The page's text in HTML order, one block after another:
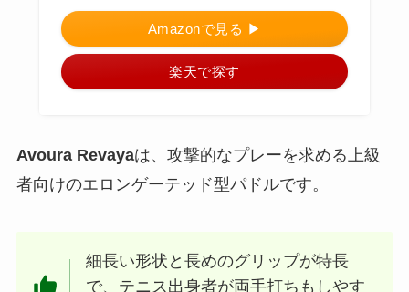
Amazonで見る ▶︎
楽天で探す
Avoura Revayaは、攻撃的なプレーを求める上級
者向けのエロンゲーテッド型パドルです。
細長い形状と長めのグリップが特長
で、テニス出身者が両手打ちもしやす